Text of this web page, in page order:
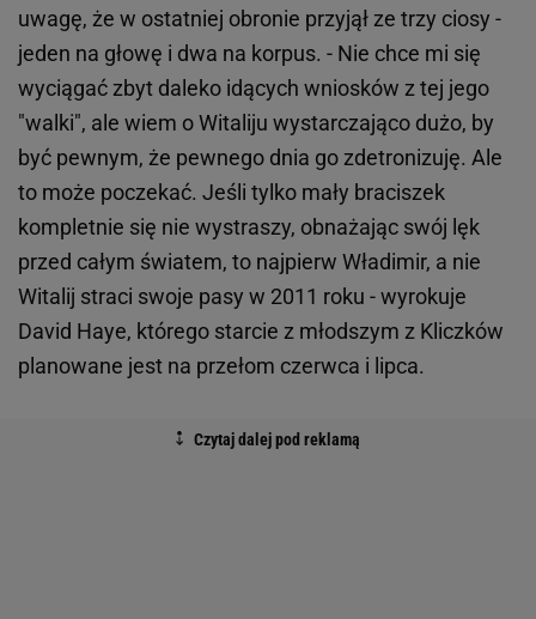
uwagę, że w ostatniej obronie przyjął ze trzy ciosy -
jeden na głowę i dwa na korpus. - Nie chce mi się
wyciągać zbyt daleko idących wniosków z tej jego
"walki", ale wiem o Witaliju wystarczająco dużo, by
być pewnym, że pewnego dnia go zdetronizuję. Ale
to może poczekać. Jeśli tylko mały braciszek
kompletnie się nie wystraszy, obnażając swój lęk
przed całym światem, to najpierw Władimir, a nie
Witalij straci swoje pasy w 2011 roku - wyrokuje
David Haye, którego starcie z młodszym z Kliczków
planowane jest na przełom czerwca i lipca.